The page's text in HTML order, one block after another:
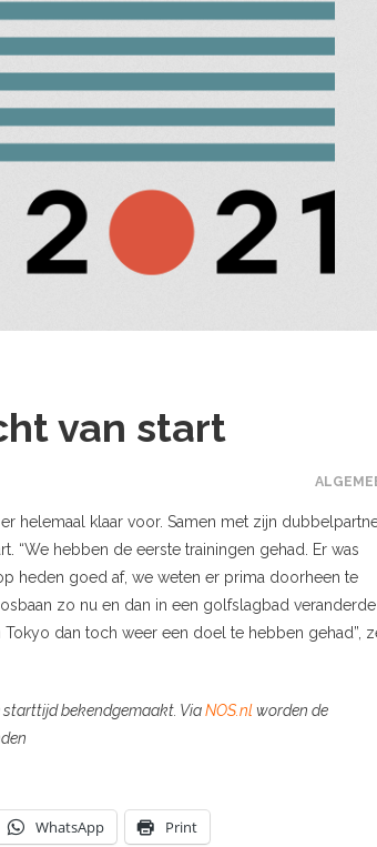
van start
helemaal klaar voor. Samen met zijn
“We hebben de eerste trainingen gehad. Er was
heden goed af, we weten er prima doorheen te
zo nu en dan in een golfslagbad
dan toch weer een doel te hebben gehad”,
starttijd bekendgemaakt. ViaNOS.nlworden de
WhatsApp Print